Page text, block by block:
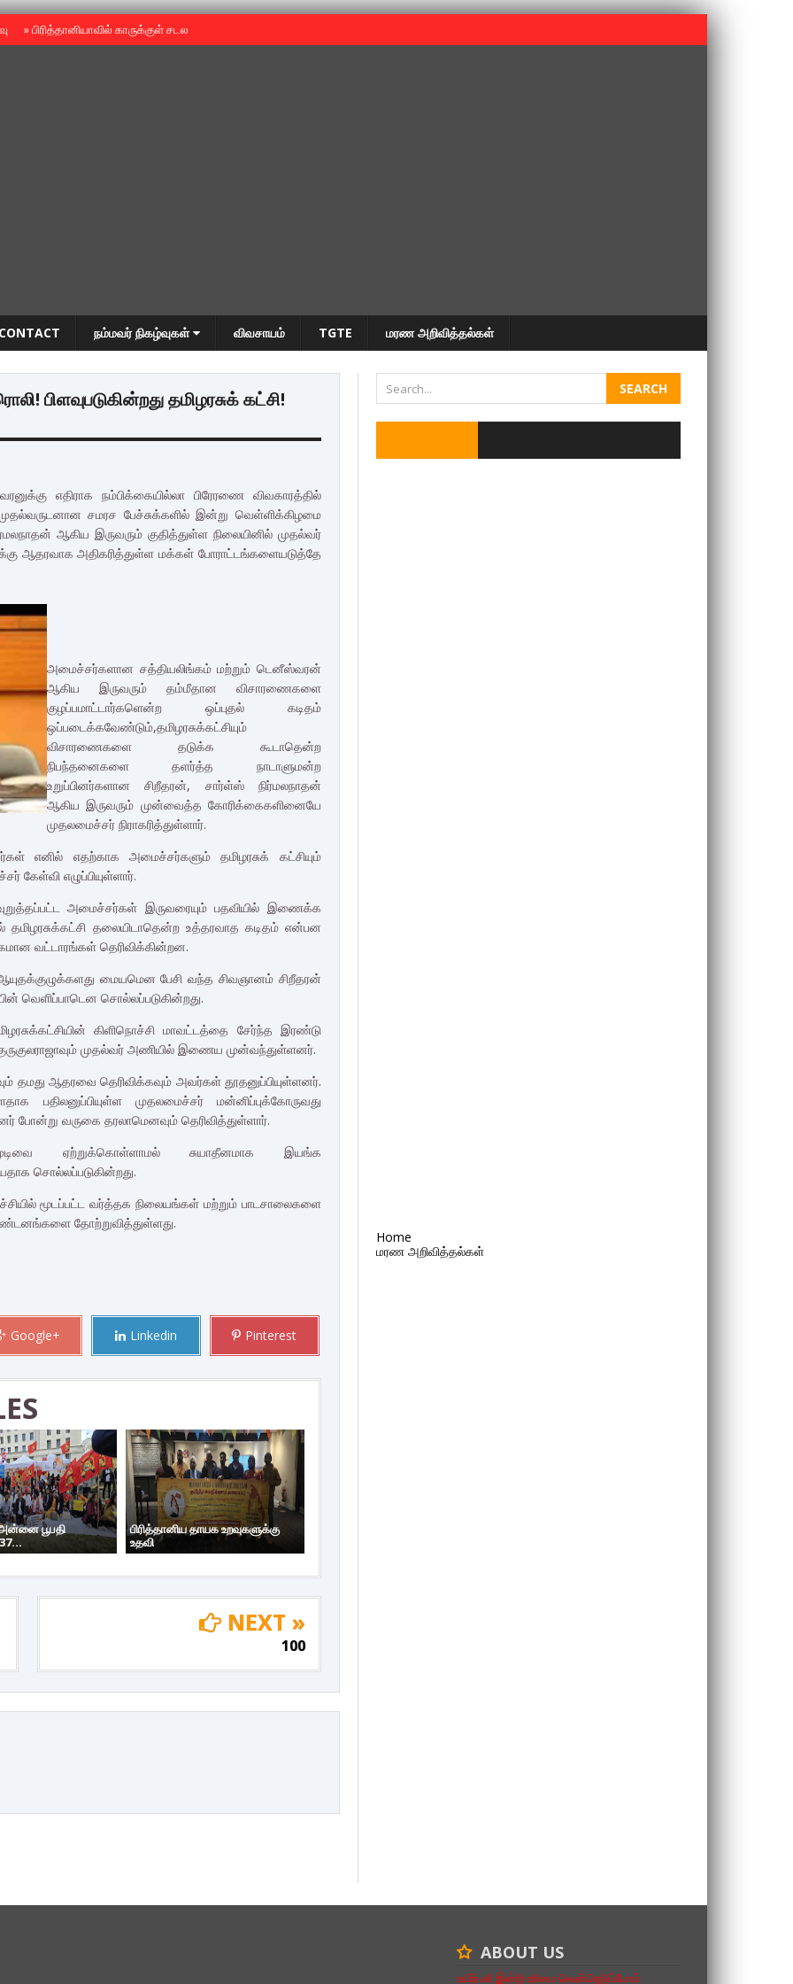
»பிரித்தானியாவில் காருக்குள் சடலம் -தமிழருடையதா ?
CONTACT நம்மவர் நிகழ்வுகள் விவசாயம் TGTE மரண அறிவித்தல்கள்
பிளவுபடுகின்றது தமிழரசுக் கட்சி!
எதிராக நம்பிக்கையில்லா பிரேரணை விவகாரத்தில்
சமரச பேச்சுக்களில் இன்று வெள்ளிக்கிழமை
ஆகிய இருவரும் குதித்துள்ள நிலையினில் முதல்வர்
ஆதரவாக அதிகரித்துள்ள மக்கள் போராட்டங்களையடுத்தே
அமைச்சர்களான சத்தியலிங்கம் மற்றும் டெனீஸ்வரன்
ஆகிய இருவரும் தம்மீதான விசாரணைகளை
குழப்பமாட்டார்களென்ற ஒப்புதல் கடிதம்
ஒப்படைக்கவேண்டும்,தமிழரசுக்கட்சியும்
விசாரணைகளை தடுக்க கூடாதென்ற
நிபந்தனைகளை தளர்த்த நாடாளுமன்ற
உறுப்பினர்களான சிறீதரன், சார்ள்ஸ் நிர்மலநாதன்
ஆகிய இருவரும் முன்வைத்த கோரிக்கைகளினையே
முதலமைச்சர் நிராகரித்துள்ளார்.
எனில் எதற்காக அமைச்சர்களும் தமிழரசுக் கட்சியும்
எழுப்பியுள்ளார்.
அமைச்சர்கள் இருவரையும் பதவியில் இணைக்க
தலையிடாதென்ற உத்தரவாத கடிதம் என்பன
வட்டாரங்கள் தெரிவிக்கின்றன.
மையமென பேசி வந்த சிவஞானம் சிறீதரன்
வெளிப்பாடென சொல்லப்படுகின்றது.
கிளிநொச்சி மாவட்டத்தை சேர்ந்த இரண்டு
முதல்வர் அணியில் இணைய முன்வந்துள்ளனர்.
தமது ஆதரவை தெரிவிக்கவும் அவர்கள் தூதனுப்பியுள்ளனர்.
பதிலனுப்பியுள்ள முதலமைச்சர் மன்னிப்புக்கோருவது
போன்று வருகை தரலாமெனவும் தெரிவித்துள்ளார்.
ஏற்றுக்கொள்ளாமல் சுயாதீனமாக இயங்க
சொல்லப்படுகின்றது.
மூடப்பட்ட வர்த்தக நிலையங்கள் மற்றும் பாடசாலைகளை
கண்டனங்களை தோற்றுவித்துள்ளது.
Google+ Linkedin Pinterest
பூபதி
பிரித்தானிய தாயக உறவுகளுக்கு
உதவி
NEXT »
100
Home
மரண அறிவித்தல்கள்
ABOUT US
உயிர்பலி இன்றி உரிமை வென்றெடுப்போம்